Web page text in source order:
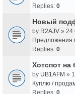
Replies: 0
Новый
by R2AJV » 24
Предложения
Replies: 0
Хотспот на
by UB1AFM »
Куплю /
Replies: 0